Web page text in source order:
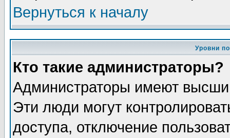
Вернуться к началу
Уровни
Кто такие администраторы?
Администраторы имеют
Эти люди могут
доступа, отключение